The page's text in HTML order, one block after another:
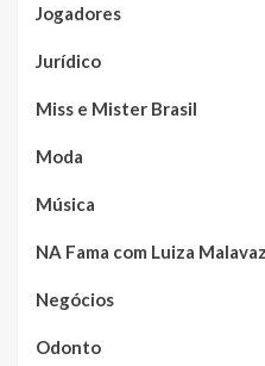
Jogadores
Jurídico
Miss e Mister Brasil
Moda
Música
NA Fama com Luiza
Negócios
Odonto